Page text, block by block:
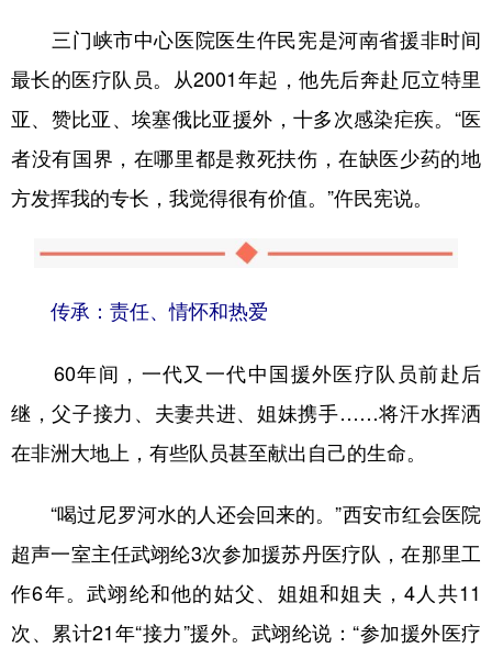
三门峡市中心医院医生仵民宪是河南省援非时间
最长的医疗队员。从2001年起，他先后奔赴厄立特里
亚、赞比亚、埃塞俄比亚援外，十多次感染疟疾。“医
者没有国界，在哪里都是救死扶伤，在缺医少药的地
方发挥我的专长，我觉得很有价值。”仵民宪说。
传承：责任、情怀和热爱
60年间，一代又一代中国援外医疗队员前赴后
继，父子接力、夫妻共进、姐妹携手……将汗水挥洒
在非洲大地上，有些队员甚至献出自己的生命。
“喝过尼罗河水的人还会回来的。”西安市红会医院
超声一室主任武翊纶3次参加援苏丹医疗队，在那里工
作6年。武翊纶和他的姑父、姐姐和姐夫，4人共11
次、累计21年“接力”援外。武翊纶说：“参加援外医疗